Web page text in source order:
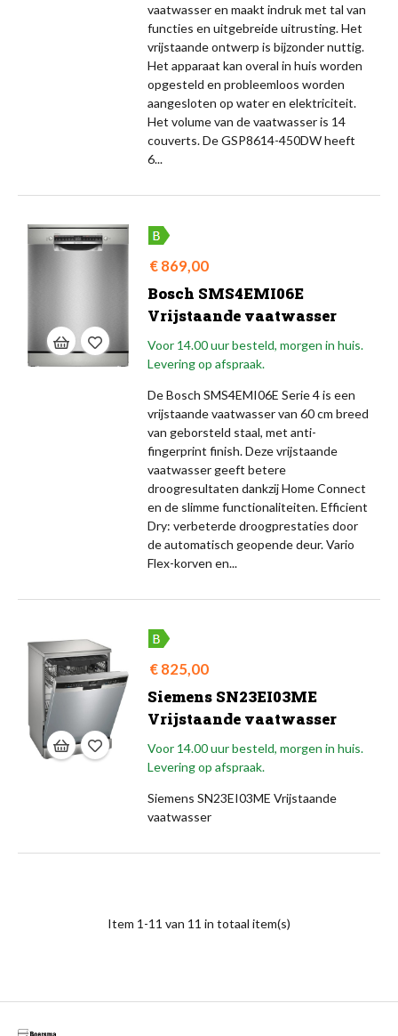
vaatwasser en maakt indruk met tal van
functies en uitgebreide uitrusting. Het
vrijstaande ontwerp is bijzonder nuttig.
Het apparaat kan overal in huis worden
opgesteld en probleemloos worden
aangesloten op water en elektriciteit.
Het volume van de vaatwasser is 14
couverts. De GSP8614-450DW heeft
6...
Prijs
€ 869,00
Bosch SMS4EMI06E
Vrijstaande vaatwasser
Voor 14.00 uur besteld, morgen in huis.
Levering op afspraak.
De Bosch SMS4EMI06E Serie 4 is een
vrijstaande vaatwasser van 60 cm breed
van geborsteld staal, met anti-
fingerprint finish. Deze vrijstaande
vaatwasser geeft betere
droogresultaten dankzij Home Connect
en de slimme functionaliteiten. Efficient
Dry: verbeterde droogprestaties door
de automatisch geopende deur. Vario
Flex-korven en...
Prijs
€ 825,00
Siemens SN23EI03ME
Vrijstaande vaatwasser
Voor 14.00 uur besteld, morgen in huis.
Levering op afspraak.
Siemens SN23EI03ME Vrijstaande
vaatwasser
Item 1-11 van 11 in totaal item(s)